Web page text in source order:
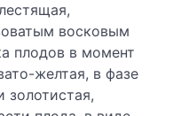
восковым
плодов в момент
желтая, в фазе
золотистая,